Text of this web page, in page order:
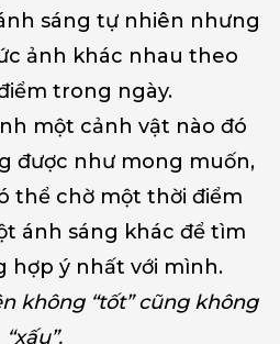
sáng tự nhiên nhưng
ảnh khác nhau theo
trong ngày.
một cảnh vật nào đó
được như mong muốn,
thể chờ một thời điểm
ánh sáng khác để tìm
hợp ý nhất với mình.
không “tốt” cũng không
“xấu”.